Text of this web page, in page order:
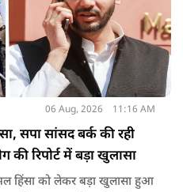
06 Aug, 2026 11:16 AM
सपा सांसद बर्क की रही
रिपोर्ट में बड़ा खुलासा
हिंसा को लेकर बड़ा खुलासा हुआ